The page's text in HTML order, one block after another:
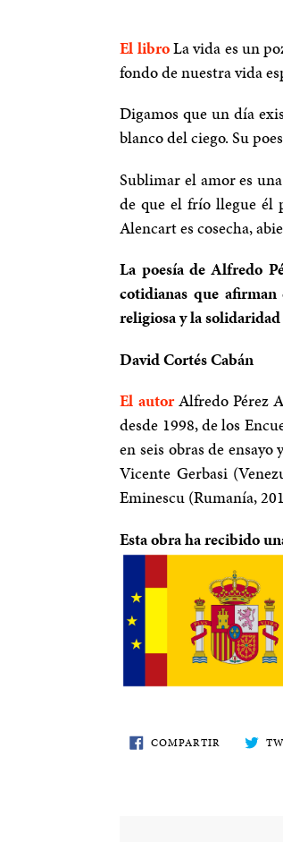
El libroLa vida es un
fondo de nuestra vida
Digamos que un día
blanco del ciego. Su
Sublimar el amor es
de que el frío llegue él
Alencart es cosecha,
La poesía de Alfredo
cotidianas que
religiosa y la
David Cortés Cabán
El autorAlfredo Pérez
desde 1998, de los
en seis obras de
Vicente Gerbasi
Eminescu (Rumanía,
Esta obra ha recibido
COMPARTIR COMPARTE